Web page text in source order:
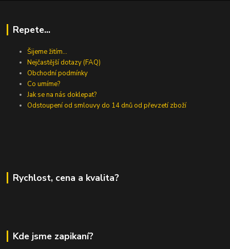
Repete...
Šijeme žitím...
Nejčastější dotazy (FAQ)
Obchodní podmínky
Co umíme?
Jak se na nás doklepat?
Odstoupení od smlouvy do 14 dnů od převzetí zboží
Rychlost, cena a kvalita?
Kde jsme zapikaní?